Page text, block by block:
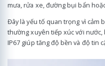
mưa, rửa xe, đường bụi bẩn
Đây là yếu tố quan trọng vì cảm
thường xuyên tiếp xúc với
IP67 giúp tăng độ bền và độ tin